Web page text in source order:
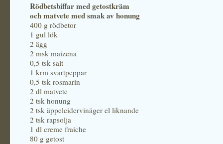
Rödbetsbiffar med getostkräm
och matvete med smak av honung
400 g rödbetor
1 gul lök
2 ägg
2 msk maizena
0,5 tsk salt
1 krm svartpeppar
0,5 tsk rosmarin
2 dl matvete
2 tsk honung
2 tsk äppelcidervinäger el liknande
2 tsk rapsolja
1 dl creme fraiche
80 g getost